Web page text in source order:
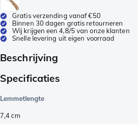
Gratis verzending vanaf €50
Binnen 30 dagen gratis retourneren
Wij krijgen een 4,8/5 van onze klanten
Snelle levering uit eigen voorraad
Beschrijving
Specificaties
Lemmetlengte
7,4cm